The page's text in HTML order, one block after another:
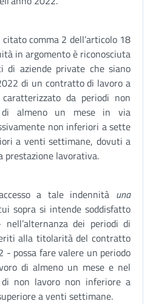
comma 2 dell’articolo 18
in argomento è riconosciuta
di aziende private che siano
di un contratto di lavoro a
da periodi non
di almeno un mese in via
non inferiori a sette
a venti settimane, dovuti a
prestazione lavorativa.
a tale indennità una
sopra si intende soddisfatto
dei periodi di
alla titolarità del contratto
- possa fare valere un periodo
di almeno un mese e nel
di non lavoro non inferiore a
a venti settimane.